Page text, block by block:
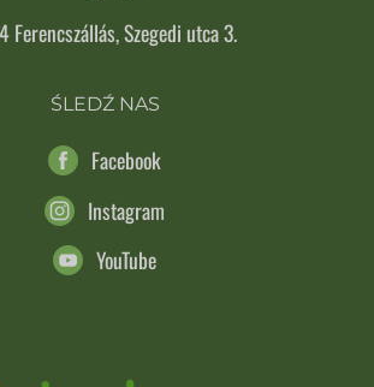
Ferencszállás, Szegedi utca 3.
ŚLEDŹ NAS
Facebook
Instagram
YouTube